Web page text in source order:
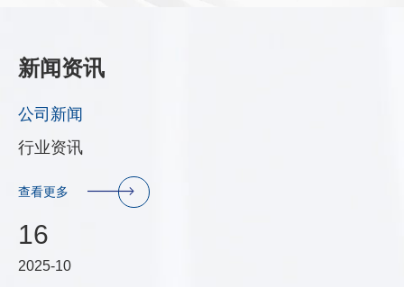
新闻资讯
公司新闻
行业资讯
查看更多
16
2025-10